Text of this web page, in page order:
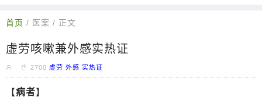
首页 / 医案 / 正文
虚劳咳嗽兼外感实热证
2700 虚劳 外感 实热证
【病者】